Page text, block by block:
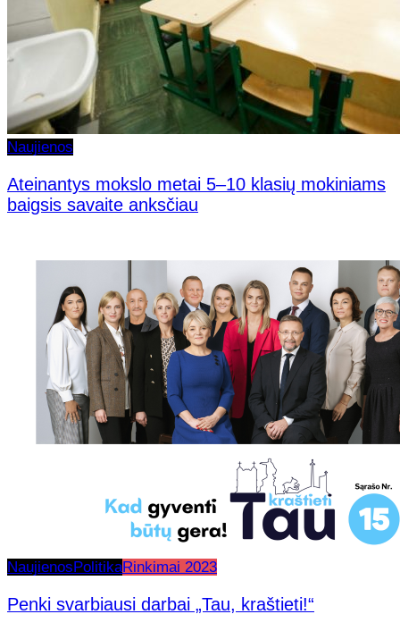
Naujienos
Ateinantys mokslo metai 5–10 klasių mokiniams
baigsis savaite anksčiau
Naujienos PolitikaRinkimai 2023
Penki svarbiausi darbai „Tau, kraštieti!“